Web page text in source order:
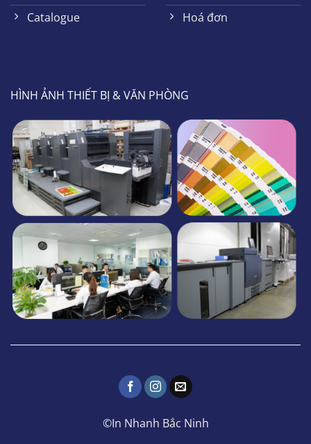
Catalogue
Hoá đơn
HÌNH ẢNH THIẾT BỊ & VĂN PHÒNG
©In Nhanh Bắc Ninh